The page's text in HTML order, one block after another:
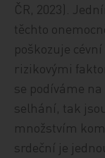
ČR, 2023).
těchto
poškozuje
rizikovými
se podíváme
selhání, tak
množstvím
srdeční je